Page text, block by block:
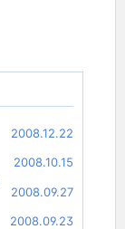
2008.12.22
2008.10.15
2008.09.27
2008.09.23